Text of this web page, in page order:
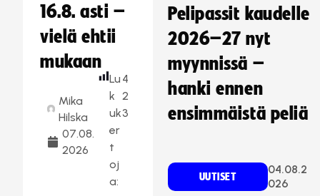
16.8. asti –
vielä ehtii
mukaan
Mika
Hilska
07.08.
2026
Lu
k
uk
er
t
oj
a:
4
2
3
Pelipassit kaudelle
2026–27 nyt
myynnissä –
hanki ennen
ensimmäistä peliä
UUTISET
04.08.2
026